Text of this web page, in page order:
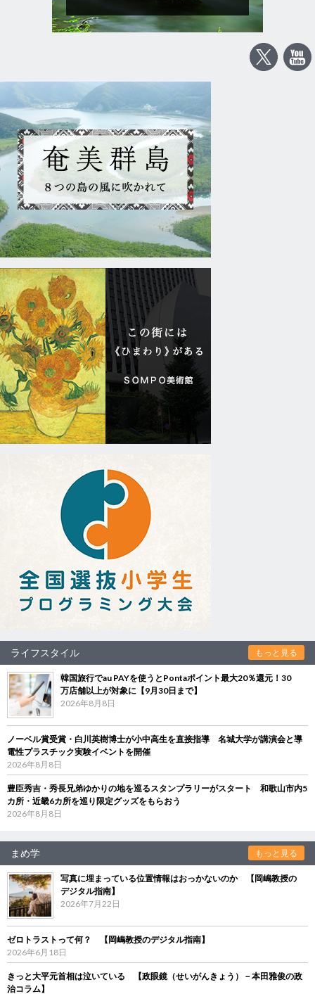
ライフスタイル もっと見る
韓国旅行でau PAYを使うとPontaポイント最大20％還元！30
万店舗以上が対象に【9月30日まで】
2026年8月8日
ノーベル賞受賞・白川英樹博士が小中高生を直接指導 名城大学が講演会と導
電性プラスチック実験イベントを開催
2026年8月8日
豊臣秀吉・秀長兄弟ゆかりの地を巡るスタンプラリーがスタート 和歌山市内5
カ所・近畿6カ所を巡り限定グッズをもらおう
2026年8月8日
まめ学 もっと見る
写真に埋まっている位置情報はおっかないのか 【岡嶋教授の
デジタル指南】
2026年7月22日
ゼロトラストって何？ 【岡嶋教授のデジタル指南】
2026年6月18日
きっと大平元首相は泣いている 【政眼鏡（せいがんきょう）－本田雅俊の政
治コラム】